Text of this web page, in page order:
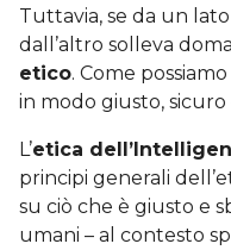
Tuttavia, se da un
dall’altro solleva
etico. Come
in modo giusto, sicuro
L’etica
principi generali
su ciò che è giusto e
umani – al contesto